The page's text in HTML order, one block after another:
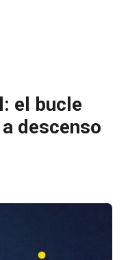
el bucle
descenso